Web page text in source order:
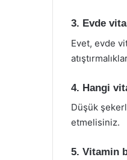
3. Evde
Evet, evde
4. Hangi
Düşük
etmelisiniz.
5. Vitamin